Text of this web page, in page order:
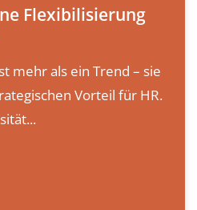
Flexibilisierung
mehr als ein Trend – sie
Vorteil für HR.